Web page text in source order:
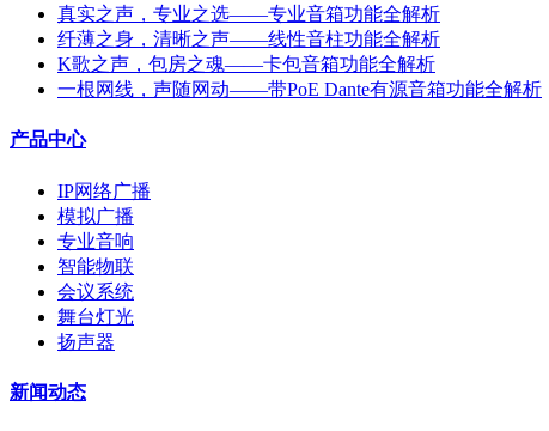
真实之声，专业之选——专业音箱功能全解析
纤薄之身，清晰之声——线性音柱功能全解析
K歌之声，包房之魂——卡包音箱功能全解析
一根网线，声随网动——带PoE Dante有源音箱功能全解析
产品中心
IP网络广播
模拟广播
专业音响
智能物联
会议系统
舞台灯光
扬声器
新闻动态